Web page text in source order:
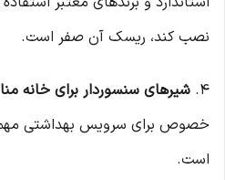
نصب کند، ریسک آن صفر است.
۴. شیرهای سنسوردار برای خانه
خصوص برای سرویس بهداشتی
است.